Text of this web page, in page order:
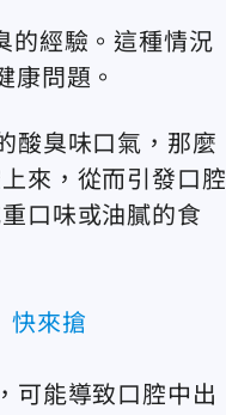
的經驗。這種情況
康問題。
酸臭味口氣，那麼
來，從而引發口腔
口味或油膩的食
快來搶
可能導致口腔中出